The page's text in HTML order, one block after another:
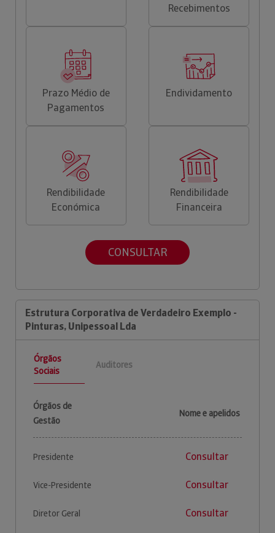
Recebimentos
Prazo Médio de
Pagamentos
Endividamento
Rendibilidade
Económica
Rendibilidade
Financeira
CONSULTAR
Estrutura Corporativa de Verdadeiro Exemplo -
Pinturas, Unipessoal Lda
Órgãos
Sociais
Auditores
Órgãos de
Gestão
Nome e apelidos
Presidente Consultar
Vice-Presidente Consultar
Diretor Geral Consultar